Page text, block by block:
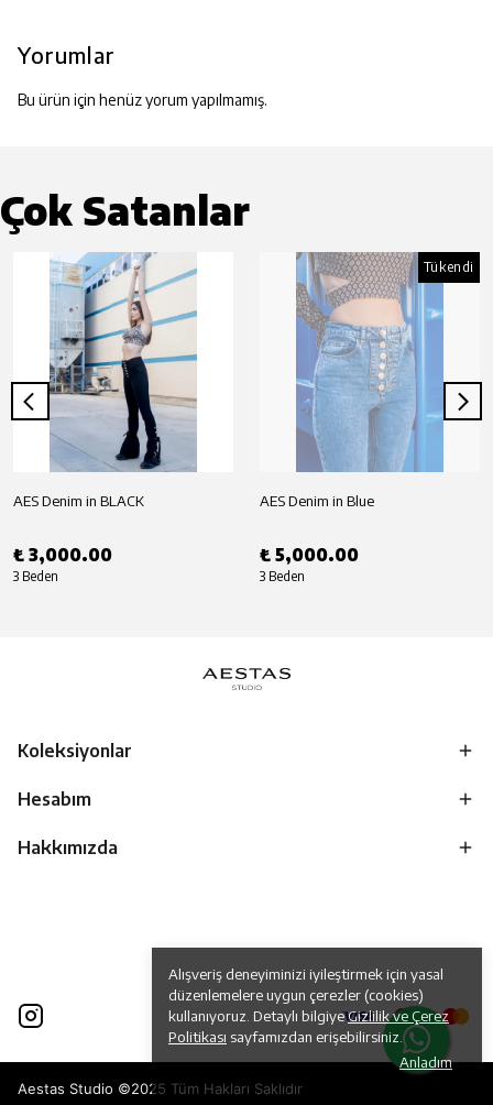
Alışveriş deneyiminizi iyileştirmek için yasal
düzenlemelere uygun çerezler (cookies)
kullanıyoruz. Detaylı bilgiyeGizlilik ve Çerez
Politikası sayfamızdan erişebilirsiniz.
Anladım
Yorumlar
Bu ürün için henüz yorum yapılmamış.
Çok Satanlar
AES Denim in BLACK
₺ 3,000.00
3 Beden
Tükendi
AES Denim in Blue
₺ 5,000.00
3 Beden
Koleksiyonlar
Hesabım
Hakkımızda
Aestas Studio ©2025 Tüm Hakları Saklıdır